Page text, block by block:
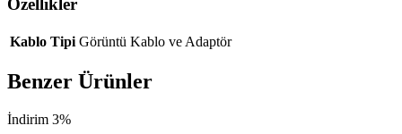
Özellikler
Kablo Tipi Görüntü Kablo ve Adaptör
Benzer Ürünler
İndirim 3%